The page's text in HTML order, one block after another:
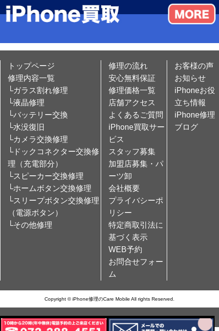
トップページ
修理内容一覧
└ガラス割れ修理
└液晶修理
└バッテリー交換
└水没復旧
└カメラ交換修理
└ドックコネクター交換修
理（充電部分）
└スピーカー交換修理
└ホームボタン交換修理
└スリープボタン交換修理
（電源ボタン）
└その他修理
修理の流れ
安心無料保証
修理価格一覧
店舗アクセス
よくあるご質問
iPhone買取サー
ビス
スタッフ募集
加盟店募集・パ
ーツ卸
会社概要
プライバシーポ
リシー
特定商取引法に
基づく表示
WEB予約
お問合せフォー
ム
お客様の声
お知らせ
iPhoneお役
立ち情報
iPhone修理
ブログ
Copyright © iPhone修理のCare Mobile All rights Reserved.